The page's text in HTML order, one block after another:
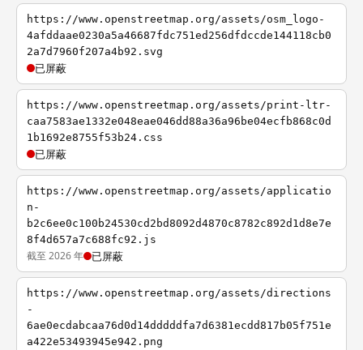
https://www.openstreetmap.org/assets/osm_logo-
4afddaae0230a5a46687fdc751ed256dfdccde144118cb0
2a7d7960f207a4b92.svg
已屏蔽
https://www.openstreetmap.org/assets/print-ltr-
caa7583ae1332e048eae046dd88a36a96be04ecfb868c0d
1b1692e8755f53b24.css
已屏蔽
https://www.openstreetmap.org/assets/applicatio
n-
b2c6ee0c100b24530cd2bd8092d4870c8782c892d1d8e7e
8f4d657a7c688fc92.js
截至 2026 年 已屏蔽
https://www.openstreetmap.org/assets/directions
-
6ae0ecdabcaa76d0d14dddddfa7d6381ecdd817b05f751e
a422e53493945e942.png